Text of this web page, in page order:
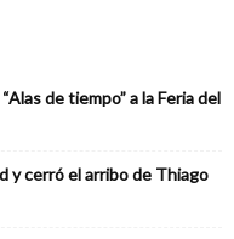
de tiempo” a la Feria del
y cerró el arribo de Thiago